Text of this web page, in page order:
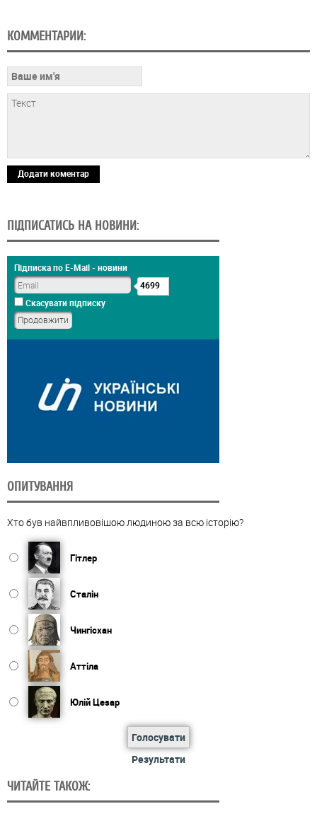
КОММЕНТАРИИ:
Додати коментар
ПІДПИСАТИСЬ НА НОВИНИ:
Підписка по E-Mail - новини
4699
Скасувати підписку
ОПИТУВАННЯ
Хто був найвпливовішою людиною за всю історію?
Гітлер
Сталін
Чингісхан
Аттіла
Юлій Цезар
Голосувати
Результати
ЧИТАЙТЕ ТАКОЖ: